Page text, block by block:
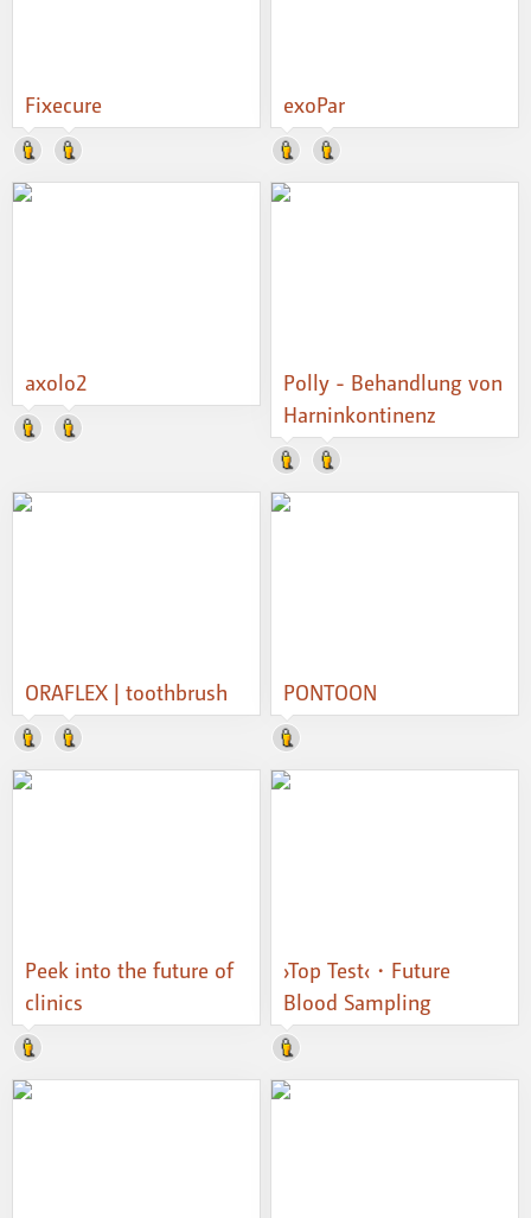
Fixecure exoPar
axolo2
Polly - Behandlung von
Harninkontinenz
ORAFLEX | toothbrush PONTOON
Peek into the future of
clinics
›Top Test‹・Future
Blood Sampling